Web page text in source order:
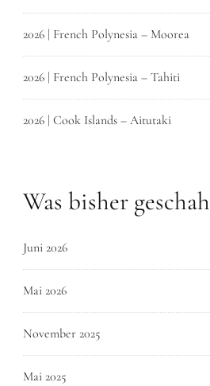
2026 | French Polynesia – Moorea
2026 | French Polynesia – Tahiti
2026 | Cook Islands – Aitutaki
Was bisher geschah
Juni 2026
Mai 2026
November 2025
Mai 2025